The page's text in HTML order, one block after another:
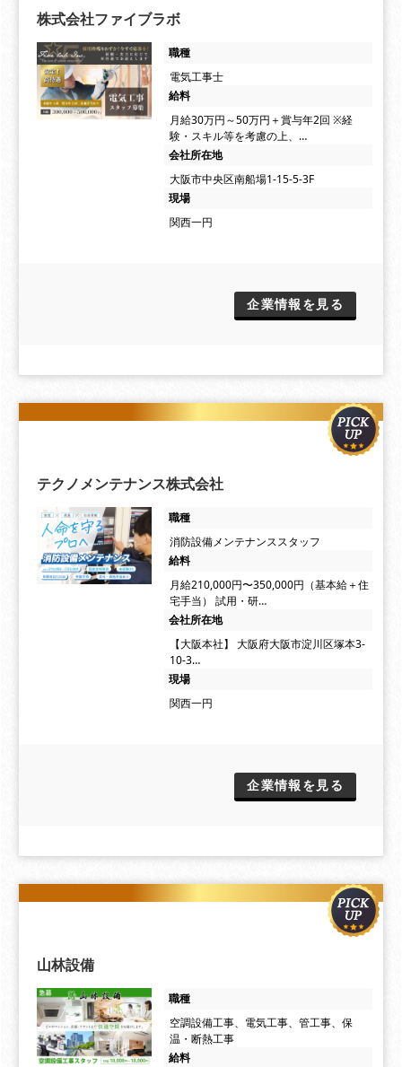
株式会社ファイブラボ
職種
電気工事士
給料
月給30万円～50万円＋賞与年2回 ※経
験・スキル等を考慮の上、…
会社所在地
大阪市中央区南船場1-15-5-3F
現場
関西一円
企業情報を見る
テクノメンテナンス株式会社
職種
消防設備メンテナンススタッフ
給料
月給210,000円〜350,000円（基本給＋住
宅手当） 試用・研…
会社所在地
【大阪本社】 大阪府大阪市淀川区塚本3-
10-3…
現場
関西一円
企業情報を見る
山林設備
職種
空調設備工事、電気工事、管工事、保
温・断熱工事
給料